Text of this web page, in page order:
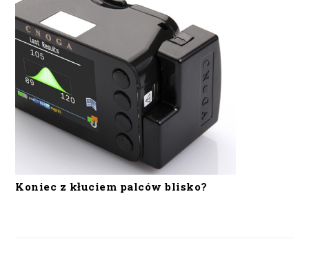
Koniec z kłuciem palców blisko?